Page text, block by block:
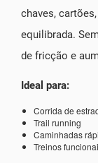
chaves,
equilibrada.
de fricção e
Ideal para:
Corrida de
Trail running
Caminhadas
Treinos